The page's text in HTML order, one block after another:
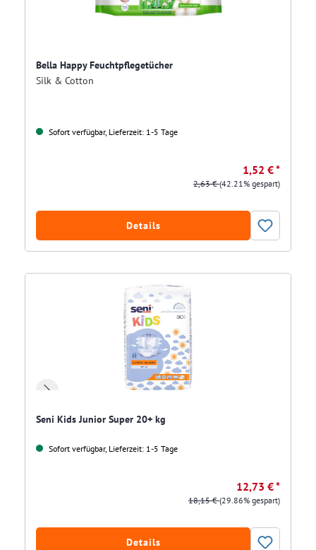
Bella Happy Feuchtpflegetücher
Silk & Cotton
Sofort verfügbar, Lieferzeit: 1-5 Tage
1,52 € *
2,63 €(42.21% gespart)
Details
Seni Kids Junior Super 20+ kg
Sofort verfügbar, Lieferzeit: 1-5 Tage
12,73 € *
18,15 €(29.86% gespart)
Details